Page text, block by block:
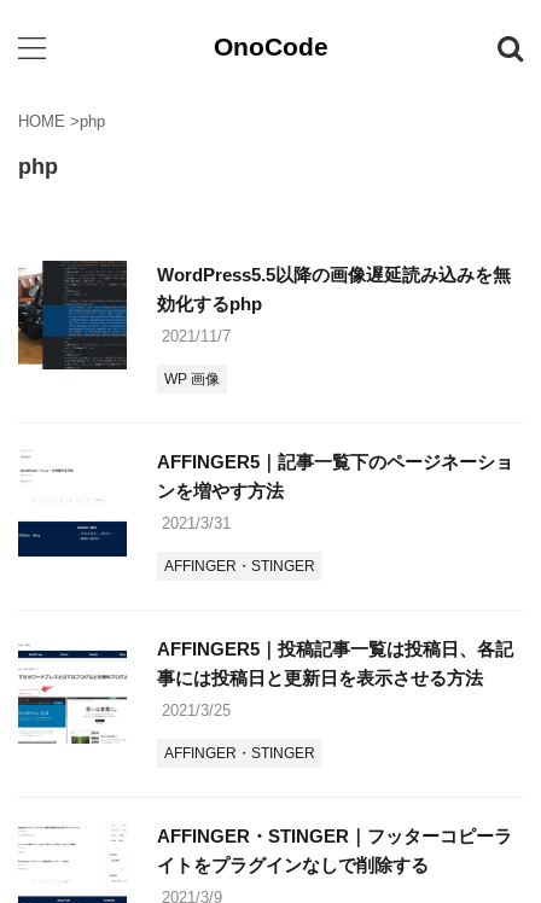
OnoCode
HOME >php
php
WordPress5.5以降の画像遅延読み込みを無
効化するphp
2021/11/7
WP 画像
AFFINGER5｜記事一覧下のページネーショ
ンを増やす方法
2021/3/31
AFFINGER・STINGER
AFFINGER5｜投稿記事一覧は投稿日、各記
事には投稿日と更新日を表示させる方法
2021/3/25
AFFINGER・STINGER
AFFINGER・STINGER｜フッターコピーラ
イトをプラグインなしで削除する
2021/3/9